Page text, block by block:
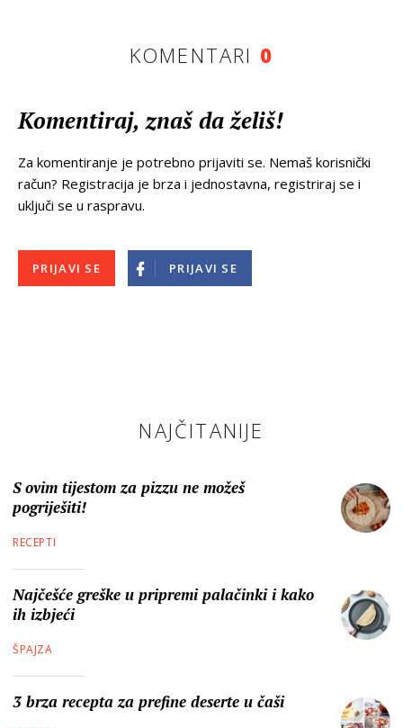
KOMENTARI 0
Komentiraj, znaš da želiš!
Za komentiranje je potrebno prijaviti se. Nemaš korisnički
račun? Registracija je brza i jednostavna, registriraj se i
uključi se u raspravu.
PRIJAVI SE PRIJAVI SE
NAJČITANIJE
S ovim tijestom za pizzu ne možeš
pogriješiti!
RECEPTI
Najčešće greške u pripremi palačinki i kako
ih izbjeći
ŠPAJZA
3 brza recepta za prefine deserte u čaši